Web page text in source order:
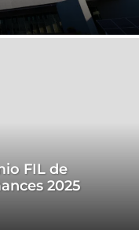
FIL de
2025